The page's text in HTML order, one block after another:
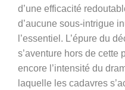
d’une efficacité
d’aucune sous-intrigue
l’essentiel. L’épure du
s’aventure hors de cette
encore l’intensité du
laquelle les cadavres